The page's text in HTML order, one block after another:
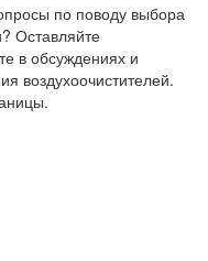
по поводу выбора
Оставляйте
в обсуждениях и
воздухоочистителей.